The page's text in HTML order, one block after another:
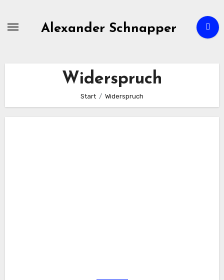
Alexander Schnapper
Widerspruch
Start Widerspruch